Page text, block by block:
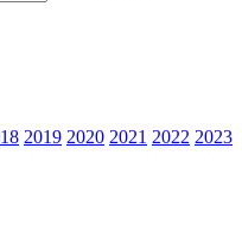
2019 2020 2021 2022 2023